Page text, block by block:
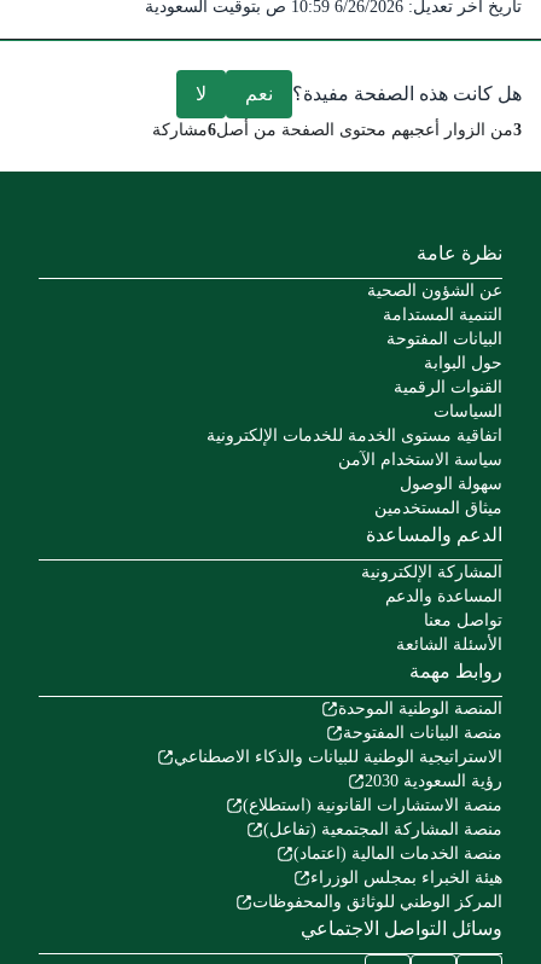
تاريخ آخر تعديل: 6/26/2026 10:59 ص بتوقيت السعودية
هل كانت هذه الصفحة مفيدة؟ نعم لا
3من الزوار أعجبهم محتوى الصفحة من أصل6مشاركة
نظرة عامة
عن الشؤون الصحية
التنمية المستدامة
البيانات المفتوحة
حول البوابة
القنوات الرقمية
السياسات
اتفاقية مستوى الخدمة للخدمات الإلكترونية
سياسة الاستخدام الآمن
سهولة الوصول
ميثاق المستخدمين
الدعم والمساعدة
المشاركة الإلكترونية
المساعدة والدعم
تواصل معنا
الأسئلة الشائعة
روابط مهمة
المنصة الوطنية الموحدة
منصة البيانات المفتوحة
الاستراتيجية الوطنية للبيانات والذكاء الاصطناعي
رؤية السعودية 2030
منصة الاستشارات القانونية (استطلاع)
منصة المشاركة المجتمعية (تفاعل)
منصة الخدمات المالية (اعتماد)
هيئة الخبراء بمجلس الوزراء
المركز الوطني للوثائق والمحفوظات
وسائل التواصل الاجتماعي